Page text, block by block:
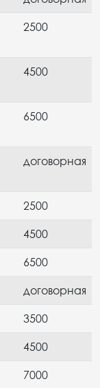
2500
4500
6500
договорная
2500
4500
6500
договорная
3500
4500
7000